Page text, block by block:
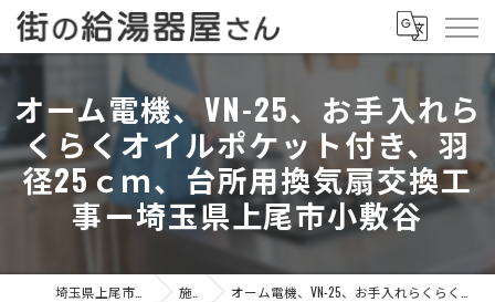
オーム電機、VN-25、お手入れら
くらくオイルポケット付き、羽
径25ｃｍ、台所用換気扇交換工
事ー埼玉県上尾市小敷谷
施工事例 オーム電機、VN-25、お手入れらくらくオイルポケット付き、羽径25ｃｍ、台所用換気扇交換工事ー埼玉県上尾市小敷谷